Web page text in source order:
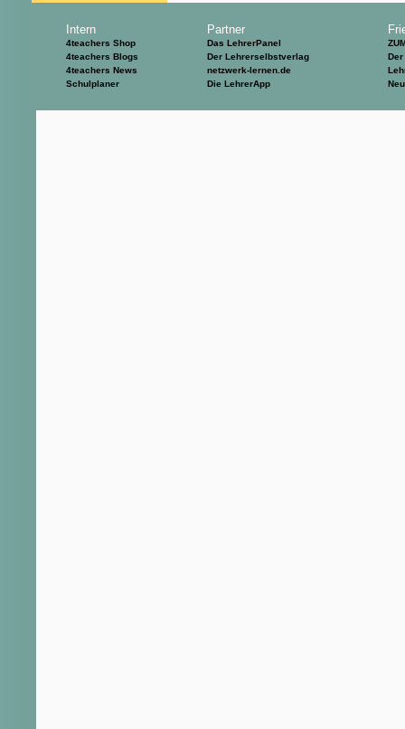
Intern
4teachers Shop
4teachers Blogs
4teachers News
Schulplaner
Partner
Das LehrerPanel
Der Lehrerselbstverlag
netzwerk-lernen.de
Die LehrerApp